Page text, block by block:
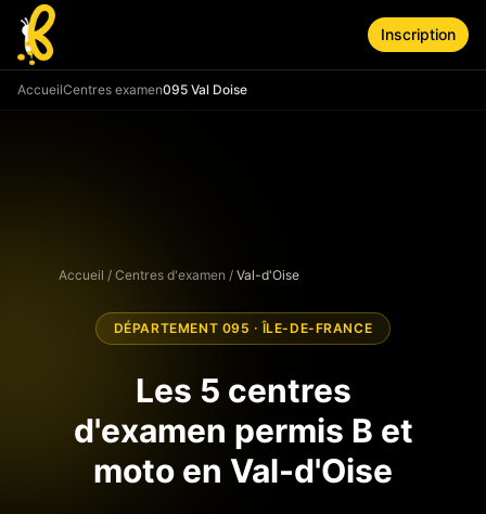
Aller au contenu principal
Inscription
AccueilCentres examen095 Val Doise
Accueil / Centres d'examen / Val-d'Oise
DÉPARTEMENT 095 ·ÎLE-DE-FRANCE
Les 5 centres
d'examen permis B et
moto en Val-d'Oise